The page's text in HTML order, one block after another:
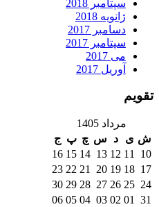
سپتامبر 2018
ژانویه 2018
دسامبر 2017
سپتامبر 2017
می 2017
آوریل 2017
تقویم
مرداد 1405
ش ی د س چ پ ج
10
11
12
13
14
15
16
17
18
19
20
21
22
23
24
25
26
27
28
29
30
31
01
02
03
04
05
06